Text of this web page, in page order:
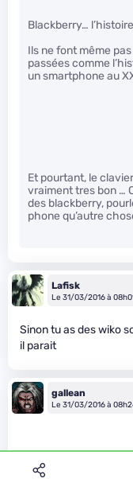
Blackberry…
Ils ne font même
passées comme
un smartphone au
Et pourtant, le
vraiment tres bon …
des blackberry,
phone qu’autre
Lafisk
Le 31/03/2016 à
Sinon tu as des wiko
il parait
gallean
Le 31/03/2016 à